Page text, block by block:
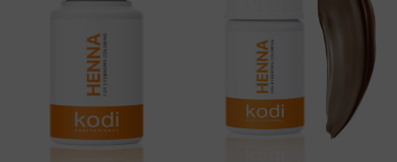
за спаданням ціни
за новинками